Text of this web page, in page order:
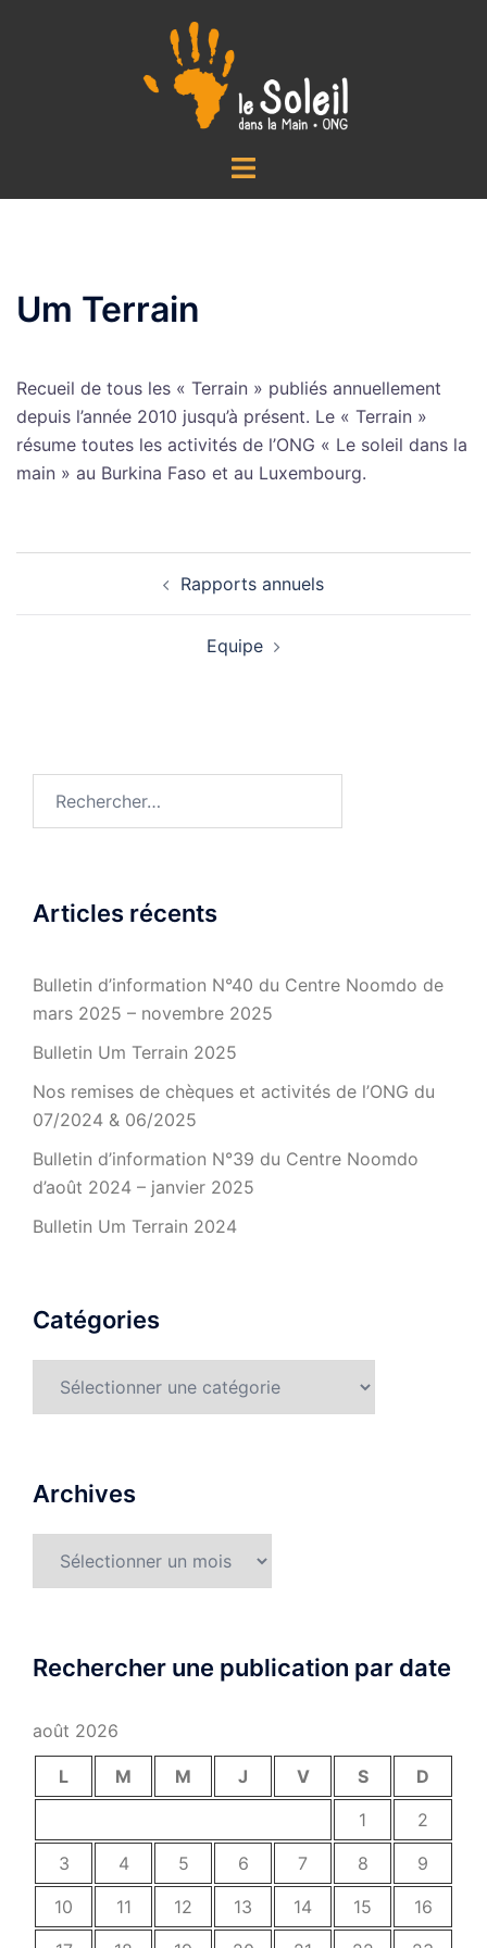
Ouvrir/fermer
Um Terrain
Recueil de tous les « Terrain » publiés annuellement
depuis l’année 2010 jusqu’à présent. Le « Terrain »
résume toutes les activités de l’ONG « Le soleil dans la
main » au Burkina Faso et au Luxembourg.
Rapports annuels
Equipe
Articles récents
Bulletin d’information N°40 du Centre Noomdo de
mars 2025 – novembre 2025
Bulletin Um Terrain 2025
Nos remises de chèques et activités de l’ONG du
07/2024 & 06/2025
Bulletin d’information N°39 du Centre Noomdo
d’août 2024 – janvier 2025
Bulletin Um Terrain 2024
Catégories
Archives
Rechercher une publication par date
août 2026
L M M J V S
D
1
2
3
4 5 6 7 8
9
10
11 12 13 14 15
16